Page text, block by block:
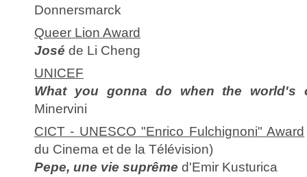
Donnersmarck
Queer Lion Award
José de Li Cheng
UNICEF
What you gonna do when the world's
Minervini
CICT - UNESCO "Enrico Fulchignoni" Award
du Cinema et de la Télévision)
Pepe, une vie suprême d'Emir Kusturica